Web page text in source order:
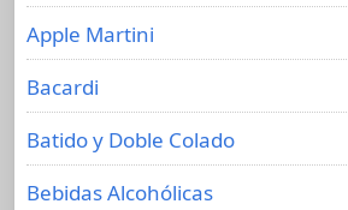
Apple Martini
Bacardi
Batido y Doble Colado
Bebidas Alcohólicas